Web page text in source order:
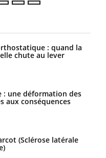
: quand la
chute au lever
: une déformation des
aux conséquences
(Sclérose latérale